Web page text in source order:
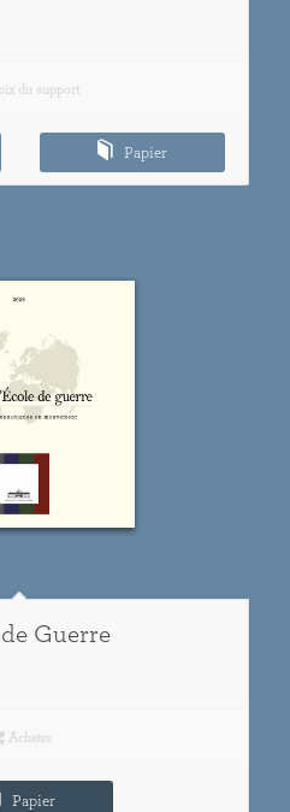
du support
Papier
de Guerre
Acheter
Papier